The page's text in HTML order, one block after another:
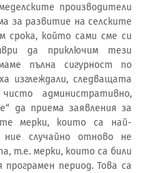
производители
за развитие на селските
срока, който сами сме си
да приключим тези
пълна сигурност по
изглеждали, следващата
административно,
да приема заявления за
мерки, които са най-
случайно отново не
т.е. мерки, които са били
период. Това са